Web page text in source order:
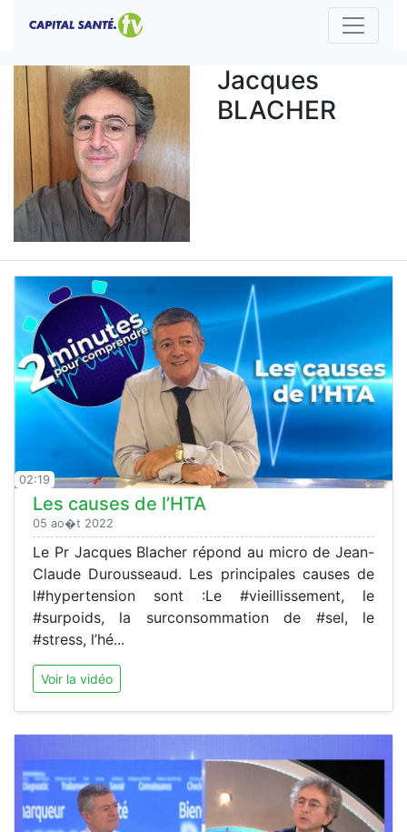
Jacques
BLACHER
02:19
Les causes de l’HTA
05 ao�t 2022
Le Pr Jacques Blacher répond au micro de Jean-
Claude Durousseaud. Les principales causes de
l#hypertension sont :Le #vieillissement, le
#surpoids, la surconsommation de #sel, le
#stress, l’hé...
Voir la vidéo